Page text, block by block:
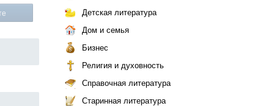
Детская литература
Дом и семья
Бизнес
Религия и духовность
Справочная литература
Старинная литература